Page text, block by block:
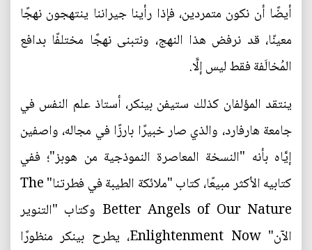
أيضًا أن نكون متمردين، فإذا رأينا جيراننا ينتهجون نهجًا
معينًا، قد نرفض هذا النهج، ونتبنى نهجًا مختلفًا بدافع
المُخالَفة فقط ليس إلَّا.
ينتقد المؤلفان كذلك ستيفن بينكر، أستاذ علم النفس في
جامعة هارفارد، والذي صار خبيرًا بارزًا في مجاله، واصفين
إيَّاه بأنه "النسخة المعاصرة النموذجية من هوبز"؛ ففي
كتابيه الأكثر مبيعًا، كتاب "ملائكة الطيبة في فطرتنا" The
Better Angels of Our Nature وكتاب "التنوير
الآن" Enlightenment Now، يطرح بينكر منظورًا